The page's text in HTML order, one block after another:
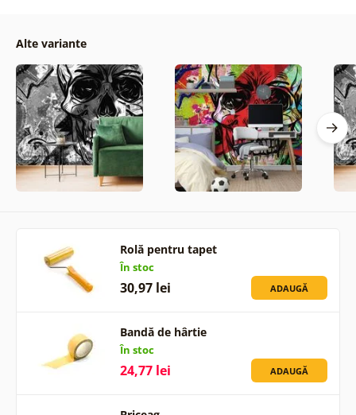
Alte variante
Rolă pentru tapet
În stoc
30,97 lei ADAUGĂ
Bandă de hârtie
În stoc
24,77 lei ADAUGĂ